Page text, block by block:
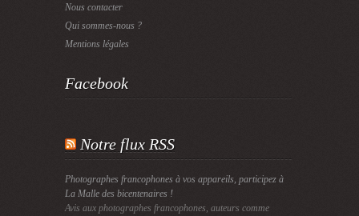
Nous contacter
Qui sommes-nous ?
Mentions légales
Facebook
Notre flux RSS
Photographes francophones à vos appareils, participez à
La Malle des bicentenaires !
Avis aux photographes francophones, auteurs comme